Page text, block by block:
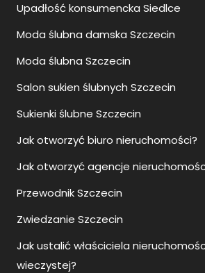
Upadłość konsumencka Siedlce
Moda ślubna damska Szczecin
Moda ślubna Szczecin
Salon sukien ślubnych Szczecin
Sukienki ślubne Szczecin
Jak otworzyć biuro nieruchomości?
Jak otworzyć agencje
Przewodnik Szczecin
Zwiedzanie Szczecin
Jak ustalić właściciela
wieczystej?